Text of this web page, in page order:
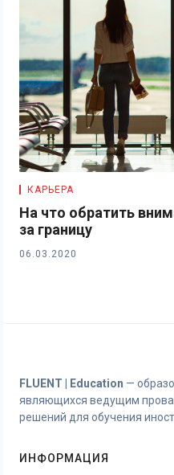
КАРЬЕРА
На что обратить
за границу
06.03.2020
FLUENT | Education —
являющихся ведущим
решений для обучения
ИНФОРМАЦИЯ